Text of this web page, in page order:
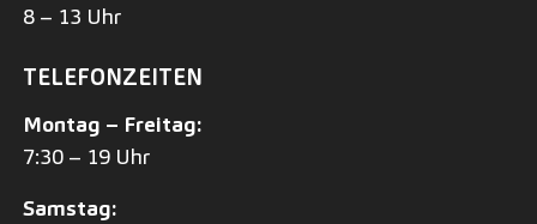
8 – 13 Uhr
TELEFONZEITEN
Montag – Freitag:
7:30 – 19 Uhr
Samstag: